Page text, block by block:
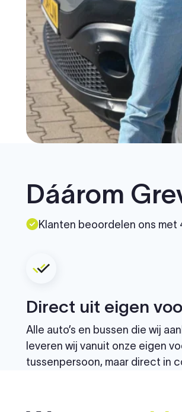
Dáárom
Klanten beoordelen ons met
Direct uit eigen
Alle auto’s en bussen die wij
leveren wij vanuit onze eigen
tussenpersoon, maar direct in